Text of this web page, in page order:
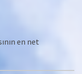
en net